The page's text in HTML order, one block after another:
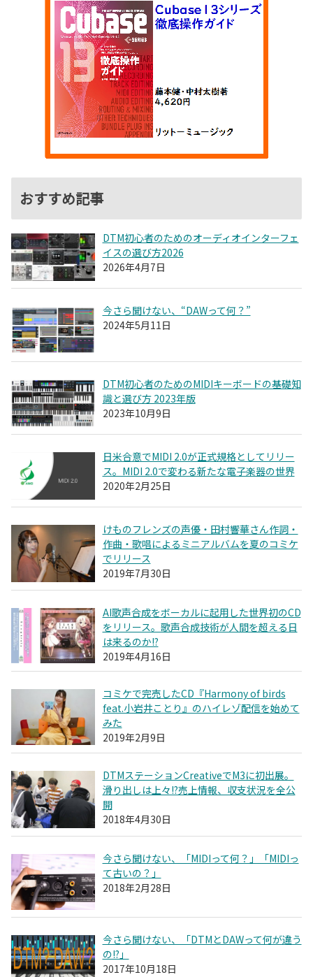
おすすめ記事
DTM初心者のためのオーディオインターフェ
イスの選び方2026
2026年4月7日
今さら聞けない、“DAWって何？”
2024年5月11日
DTM初心者のためのMIDIキーボードの基礎知
識と選び方 2023年版
2023年10月9日
日米合意でMIDI 2.0が正式規格としてリリー
ス。MIDI 2.0で変わる新たな電子楽器の世界
2020年2月25日
けものフレンズの声優・田村響華さん作詞・
作曲・歌唱によるミニアルバムを夏のコミケ
でリリース
2019年7月30日
AI歌声合成をボーカルに起用した世界初のCD
をリリース。歌声合成技術が人間を超える日
は来るのか!?
2019年4月16日
コミケで完売したCD『Harmony of birds
feat.小岩井ことり』のハイレゾ配信を始めて
みた
2019年2月9日
DTMステーションCreativeでM3に初出展。
滑り出しは上々!?売上情報、収支状況を全公
開
2018年4月30日
今さら聞けない、「MIDIって何？」「MIDIっ
て古いの？」
2018年2月28日
今さら聞けない、「DTMとDAWって何が違う
の!?」
2017年10月18日